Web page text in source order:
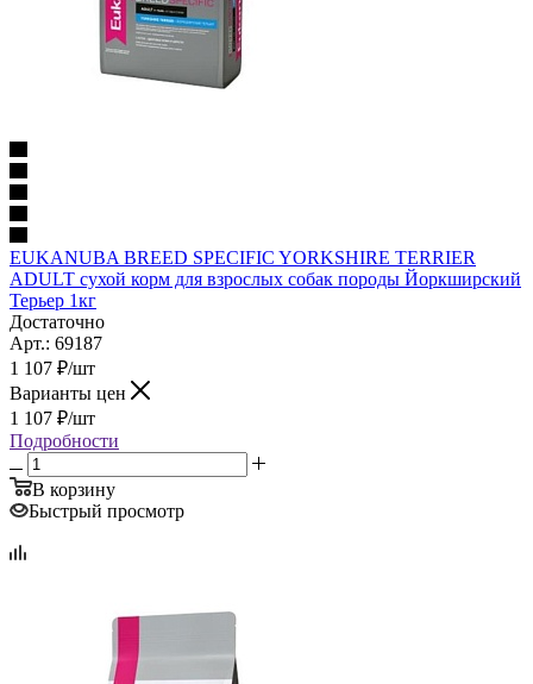
EUKANUBA BREED SPECIFIC YORKSHIRE TERRIER
ADULT сухой корм для взрослых собак породы Йоркширский
Терьер 1кг
Достаточно
Арт.: 69187
1 107 ₽/шт
Варианты цен
1 107 ₽/шт
Подробности
В корзину
Быстрый просмотр